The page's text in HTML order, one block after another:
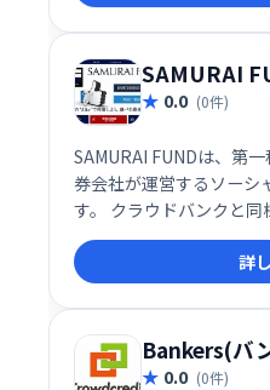
SAMURAI
0.0 (0件)
SAMURAI FUNDは、第
券会社が運営するソーシ
す。 クラウドバンクと
フォームで、投資家と
詳
Bankers(バ
0.0 (0件)